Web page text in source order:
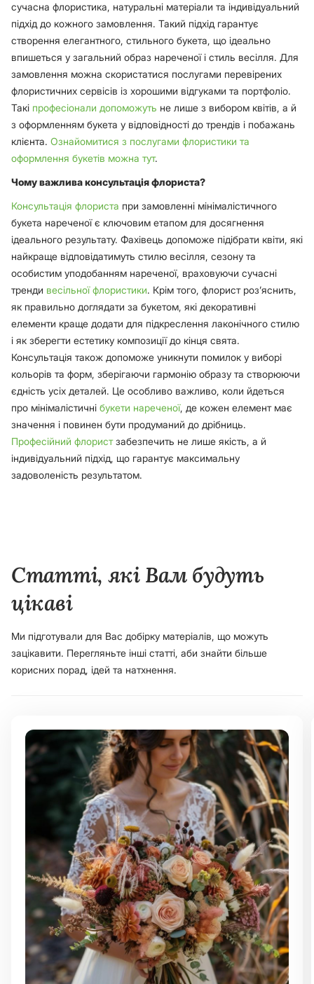
сучасна флористика, натуральні матеріали та індивідуальний
підхід до кожного замовлення. Такий підхід гарантує
створення елегантного, стильного букета, що ідеально
впишеться у загальний образ нареченої і стиль весілля. Для
замовлення можна скористатися послугами перевірених
флористичних сервісів із хорошими відгуками та портфоліо.
Такі професіонали допоможуть не лише з вибором квітів, а й
з оформленням букета у відповідності до трендів і побажань
клієнта. Ознайомитися з послугами флористики та
оформлення букетів можна тут.
Чому важлива консультація флориста?
Консультація флориста при замовленні мінімалістичного
букета нареченої є ключовим етапом для досягнення
ідеального результату. Фахівець допоможе підібрати квіти, які
найкраще відповідатимуть стилю весілля, сезону та
особистим уподобанням нареченої, враховуючи сучасні
тренди весільної флористики. Крім того, флорист роз’яснить,
як правильно доглядати за букетом, які декоративні
елементи краще додати для підкреслення лаконічного стилю
і як зберегти естетику композиції до кінця свята.
Консультація також допоможе уникнути помилок у виборі
кольорів та форм, зберігаючи гармонію образу та створюючи
єдність усіх деталей. Це особливо важливо, коли йдеться
про мінімалістичні букети нареченої, де кожен елемент має
значення і повинен бути продуманий до дрібниць.
Професійний флористзабезпечить не лише якість, а й
індивідуальний підхід, що гарантує максимальну
задоволеність результатом.
Статті, які Вам будуть
цікаві
Ми підготували для Вас добірку матеріалів, що можуть
зацікавити. Перегляньте інші статті, аби знайти більше
корисних порад, ідей та натхнення.